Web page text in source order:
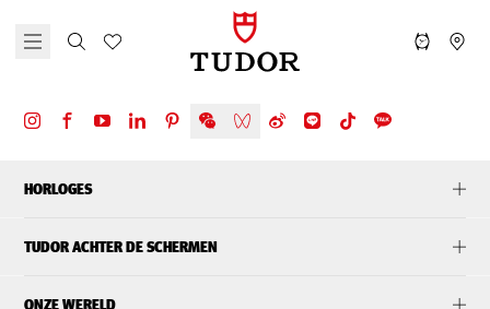
HORLOGES
TUDOR ACHTER DE SCHERMEN
ONZE WERELD